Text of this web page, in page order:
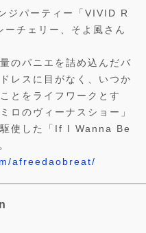
ジパーティー「VIVID R
チェリー、そよ風さん
のパニエを詰め込んだバ
レスに目がなく、いつか
とをライフワークとす
ロのヴィーナスショー」
使した「If I Wanna Be
afreedaobreat/